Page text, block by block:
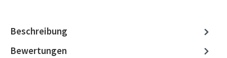
Beschreibung
Bewertungen